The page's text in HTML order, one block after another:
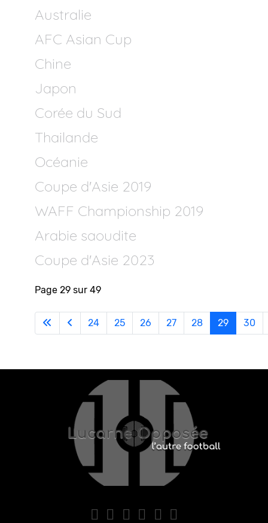
Australie
AFC Asian Cup
Chine
Japon
Corée du Sud
Thailande
Océanie
Coupe d'Asie 2019
WAFF Championship 2019
Arabie saoudite
Coupe d'Asie 2023
Page 29 sur 49
24 25 26 27 28 29 30